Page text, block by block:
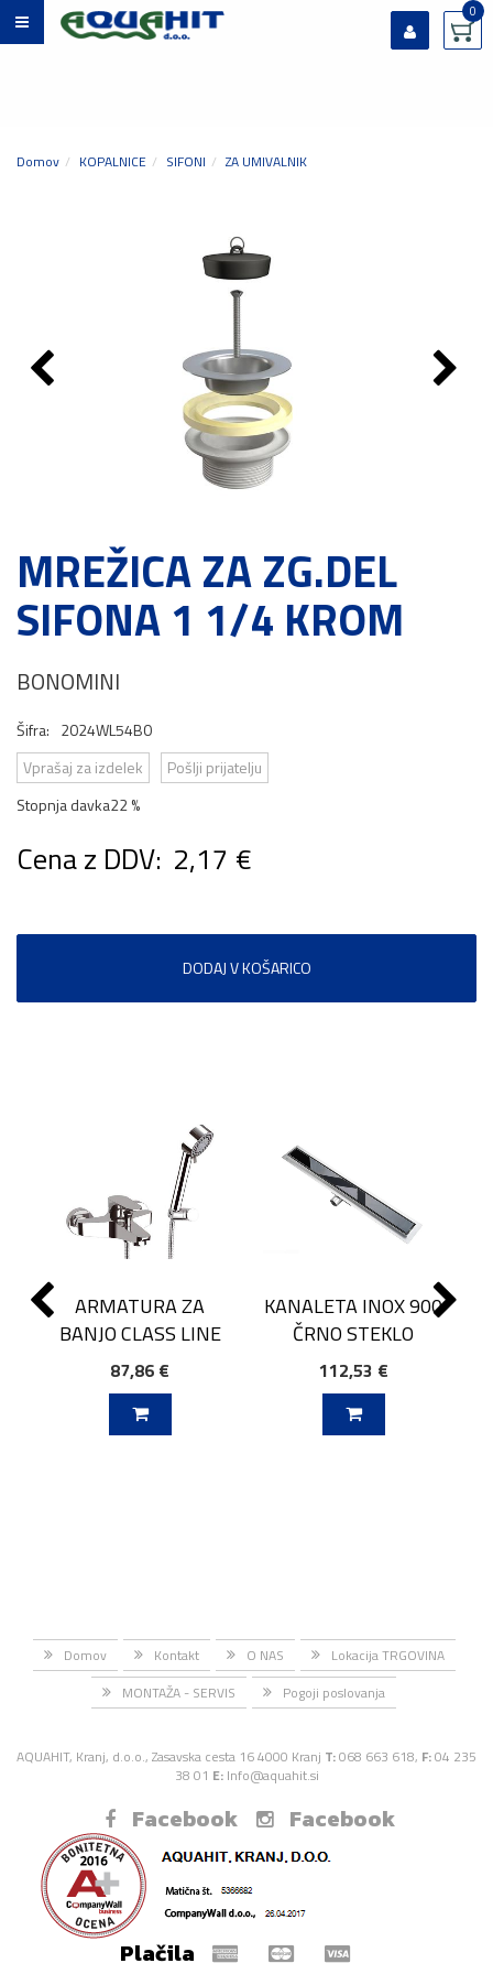
0
Domov KOPALNICE SIFONI ZA UMIVALNIK
MREŽICA ZA ZG.DEL
SIFONA 1 1/4 KROM
BONOMINI
Šifra: 2024WL54B0
Vprašaj za izdelek
Pošlji prijatelju
Stopnja davka22 %
Cena z DDV: 2,17 €
DODAJ V KOŠARICO
ARMATURA ZA
BANJO CLASS LINE
87,86 €
KANALETA INOX 900
ČRNO STEKLO
112,53 €
Domov Kontakt O NAS
Lokacija TRGOVINA
MONTAŽA - SERVIS
Pogoji poslovanja
AQUAHIT, Kranj, d.o.o., Zasavska cesta 16 4000 Kranj T:068 663 618, F:04 235
38 01 E: Info@aquahit.si
Facebook Facebook
Plačila